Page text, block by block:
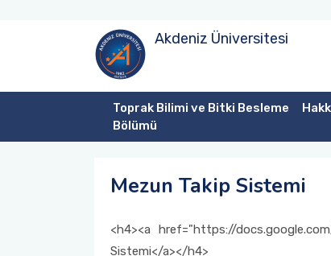
Akdeniz Üniversitesi
Toprak Bilimi ve Bitki Besleme
Bölümü
Mezun Takip Sistemi
<h4><a href="https://
Sistemi</a></h4>
Tanıtım
Akademik Personel
Teknik Personel
Ders Görevlendirmeleri
Sınıf Danışmanları
Yüksek Lisans Müfredat
Doktora Müfredat
Tezler
Lisansüstü Öğrencilerimiz
Lisansüstü Mezunlarımız
Öğrenci Değişim Programları
Birim İçi Uygulama (Lisans Bitirme Tezi)
Birim Dışı Uygulama (Staj)
Tanışma Toplantıları
Sektör Uygulamaları
Teknik Geziler
Laboratuvarlar
Analiz Fiyat Listesi
Mezunlarımızın Görüşleri
Mezun Takip Sistemi